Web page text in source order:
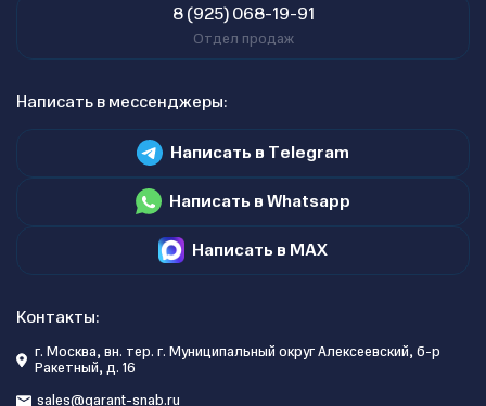
8 (925) 068-19-91
Отдел продаж
Написать в мессенджеры:
Написать в Telegram
Написать в Whatsapp
Написать в MAX
Контакты:
г. Москва, вн. тер. г. Муниципальный округ Алексеевский, б-р
Ракетный, д. 16
sales@garant-snab.ru